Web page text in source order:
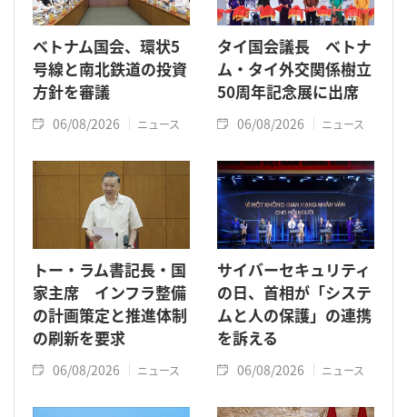
ベトナム国会、環状5
号線と南北鉄道の投資
方針を審議
06/08/2026 ニュース
タイ国会議長 ベトナ
ム・タイ外交関係樹立
50周年記念展に出席
06/08/2026 ニュース
トー・ラム書記長・国
家主席 インフラ整備
の計画策定と推進体制
の刷新を要求
06/08/2026 ニュース
サイバーセキュリティ
の日、首相が「システ
ムと人の保護」の連携
を訴える
06/08/2026 ニュース